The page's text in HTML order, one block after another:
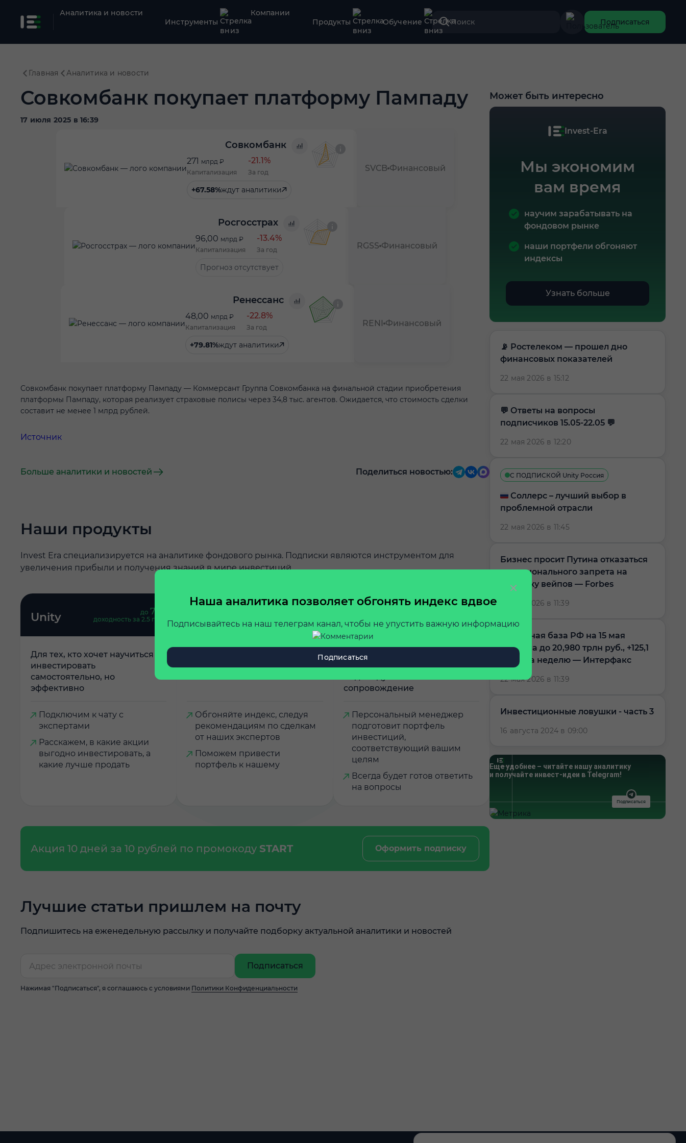
Наша аналитика позволяет обгонять индекс вдвое
Подписывайтесь на наш телеграм канал, чтобы не упустить важную информацию
Подписаться
Аналитика и новости
Инструменты
Компании
Продукты
Обучение Поиск Подписаться
Главная Аналитика и новости
Совкомбанк покупает платформу Пампаду
17 июля 2025 в 16:39
Совкомбанк
271 млрд ₽ -21.1%
Капитализация За год
+67.58%ждут аналитики
SVCB Финансовый
Росгосстрах
96,00 млрд ₽ -13.4%
Капитализация За год
Прогноз отсутствует
RGSS Финансовый
Ренессанс
48,00 млрд ₽ -22.8%
Капитализация За год
+79.81%ждут аналитики
RENI Финансовый
Совкомбанк покупает платформу Пампаду — Коммерсант Группа Совкомбанка на финальной стадии приобретения
платформы Пампаду, которая реализует страховые полисы через 34,8 тыс. агентов. Ожидается, что стоимость сделки
составит не менее 1 млрд рублей.
Источник
Больше аналитики и новостей Поделиться новостью:
Наши продукты
Invest Era специализируется на аналитике фондового рынка. Подписки являются инструментом для
увеличения прибыли и получения знаний в мире инвестиций.
Unity до79
доходность за 2.5 года
Для тех, кто хочет научиться
инвестировать
самостоятельно, но
эффективно
Подключим к чату с
экспертами
Расскажем, в какие акции
выгодно инвестировать, а
какие лучше продать
Для тех, у кого нет времени на
самостоятельную аналитику
Обгоняйте индекс, следуя
рекомендациям по сделкам
от наших экспертов
Поможем привести
портфель к нашему
Premium
Для тех, кто ценит
премиальный сервис и
сопровождение
Персональный менеджер
подготовит портфель
инвестиций,
соответствующий вашим
целям
Всегда будет готов ответить
на вопросы
Акция 10 дней за 10 рублей по промокоду START Оформить подписку
Лучшие статьи пришлем на почту
Подпишитесь на еженедельную рассылку и получайте подборку актуальной аналитики и новостей
Подписаться
Нажимая "Подписаться", я соглашаюсь с условиями Политики Конфиденциальности
Может быть интересно
Invest-Era
Мы экономим
вам время
научим зарабатывать на
фондовом рынке
наши портфели обгоняют
индексы
Узнать больше
📡 Ростелеком — прошел дно
финансовых показателей
22 мая 2026 в 15:12
​​💬 Ответы на вопросы
подписчиков 15.05-22.05 💬
22 мая 2026 в 12:20
С ПОДПИСКОЙ Unity Россия
🇷🇺 Соллерс – лучший выбор в
проблемной отрасли
22 мая 2026 в 11:45
Бизнес просит Путина отказаться
от регионального запрета на
продажу вейпов — Forbes
22 мая 2026 в 11:39
Денежная база РФ на 15 мая
выросла до 20,980 трлн руб., +125,1
млрд за неделю — Интерфакс
22 мая 2026 в 11:39
Инвестиционные ловушки - часть 3
16 августа 2024 в 09:00
Еще удобнее – читайте нашу аналитику
и получайте инвест-идеи в Telegram!
Подписаться